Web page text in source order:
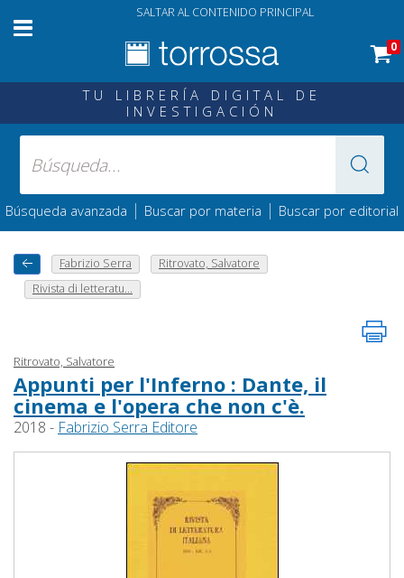
SALTAR AL CONTENIDO PRINCIPAL
0
TU LIBRERÍA DIGITAL DE
INVESTIGACIÓN
Búsqueda avanzada | Buscar por materia | Buscar por editorial
Fabrizio Serra
Ritrovato, Salvatore
Rivista di letteratu...
Ritrovato, Salvatore
Appunti per l'Inferno : Dante, il
cinema e l'opera che non c'è.
2018 - Fabrizio Serra Editore